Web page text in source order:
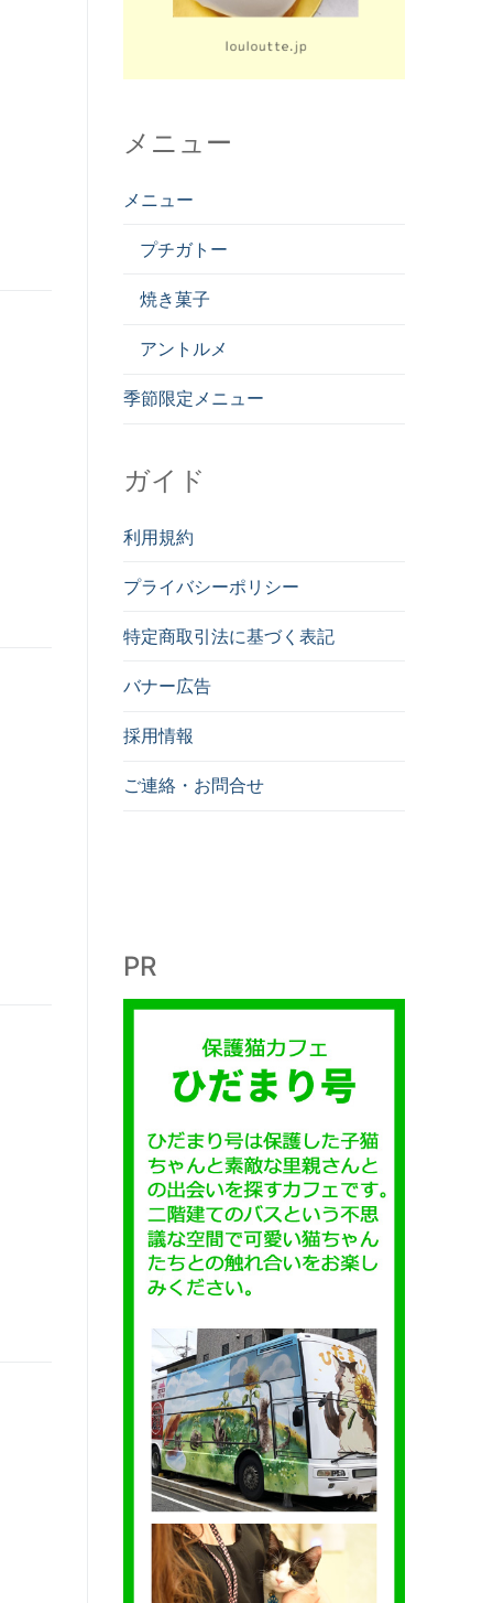
メニュー
メニュー
プチガトー
焼き菓子
アントルメ
季節限定メニュー
ガイド
利用規約
プライバシーポリシー
特定商取引法に基づく表記
バナー広告
採用情報
ご連絡・お問合せ
PR